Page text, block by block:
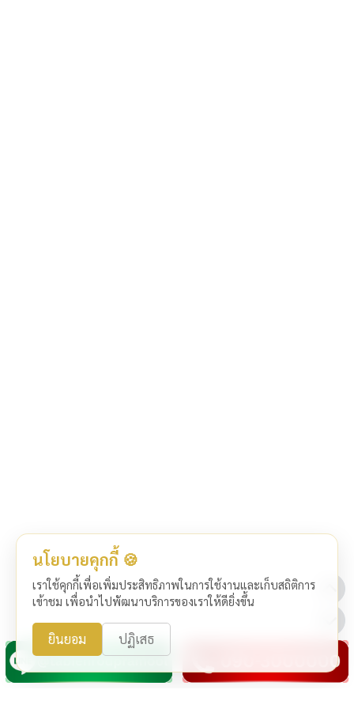
นโยบายคุกกี้ 🍪
เราใช้คุกกี้เพื่อเพิ่มประสิทธิภาพในการใช้งานและเก็บสถิติการ
เข้าชม เพื่อนำไปพัฒนาบริการของเราให้ดียิ่งขึ้น
ยินยอม ปฏิเสธ